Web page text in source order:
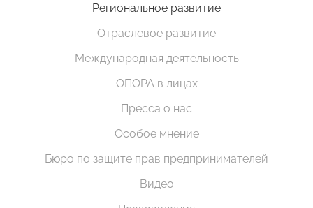
Региональное развитие
Отраслевое развитие
Международная деятельность
ОПОРА в лицах
Пресса о нас
Особое мнение
Бюро по защите прав предпринимателей
Видео